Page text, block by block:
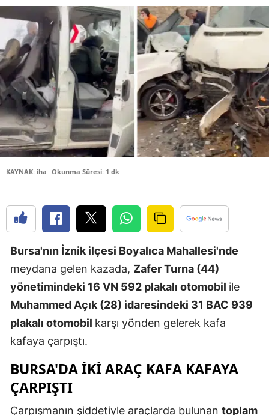
Bolu
Burdur
Bursa
Çanakkale
Denizli
Elazığ
Eskişehir
Giresun
KAYNAK: iha Okunma Süresi: 1 dk
Bursa'nın İznik ilçesi Boyalıca Mahallesi'nde
meydana gelen kazada, Zafer Turna (44)
yönetimindeki 16 VN 592 plakalı otomobil ile
Muhammed Açık (28) idaresindeki 31 BAC 939
plakalı otomobil karşı yönden gelerek kafa
kafaya çarpıştı.
BURSA'DA IKI ARAÇ KAFA KAFAYA
ÇARPIŞTI
Çarpışmanın şiddetiyle araçlarda bulunan toplam